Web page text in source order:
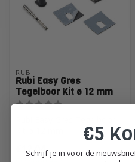
RUBI
Rubi Easy Gres
Tegelboor Kit ø 12 mm
€12,04
€5
Schrijf je in voor de